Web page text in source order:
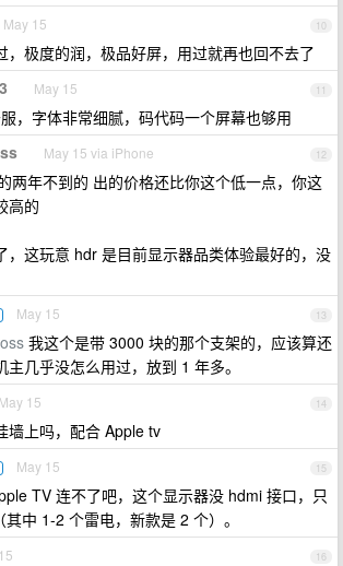
10
May 15
，极度的润，极品好屏，用过就再也回不去了
11
May 15
，字体非常细腻，码代码一个屏幕也够用
12
May 15 via iPhone
两年不到的 出的价格还比你这个低一点，你这
高的
，这玩意 hdr 是目前显示器品类体验最好的，没
13
May 15
我这个是带 3000 块的那个支架的，应该算还
几乎没怎么用过，放到 1 年多。
14
May 15
墙上吗，配合 Apple tv
15
May 15
TV 连不了吧，这个显示器没 hdmi 接口，只
中 1-2 个雷电，新款是 2 个）。
16